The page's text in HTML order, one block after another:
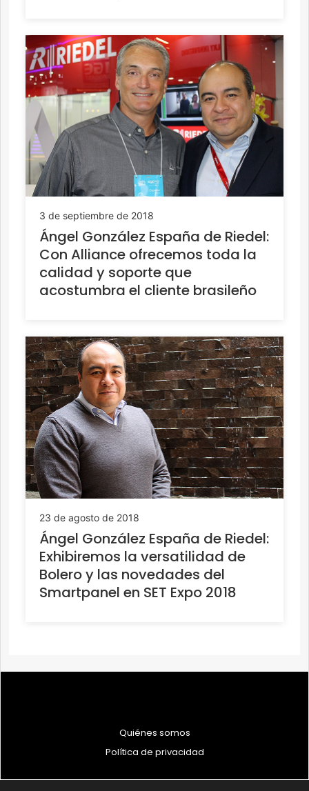
3 de septiembre de 2018
Ángel González España de Riedel:
Con Alliance ofrecemos toda la
calidad y soporte que
acostumbra el cliente brasileño
23 de agosto de 2018
Ángel González España de Riedel:
Exhibiremos la versatilidad de
Bolero y las novedades del
Smartpanel en SET Expo 2018
Quiénes somos
Política de privacidad